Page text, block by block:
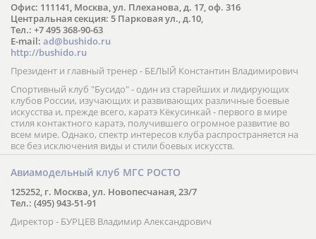
Офис: 111141, Москва, ул. Плеханова, д. 17, оф. 316
Центральная секция: 5 Парковая ул., д.10,
Тел.: +7 495 368-90-63
E-mail: ad@bushido.ru
http://bushido.ru
Президент и главный тренер - БЕЛЫЙ Константин Владимирович
Спортивный клуб "Бусидо" - один из старейших и лидирующих
клубов России, изучающих и развивающих различные боевые
искусства и, прежде всего, каратэ Кёкусинкай - первого в мире
стиля контактного каратэ, получившего огромное развитие во
всем мире. Однако, спектр интересов клуба распространяется на
все без исключения виды и стили боевых искусств.
Авиамодельный клуб МГС РОСТО
125252, г. Москва, ул. Новопесчаная, 23/7
Тел.: (495) 943-51-91
Директор - БУРЦЕВ Владимир Александрович